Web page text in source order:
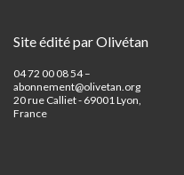
Site édité par Olivétan
04 72 00 08 54 –
abonnement@olivetan.org
20 rue Calliet - 69001 Lyon,
France